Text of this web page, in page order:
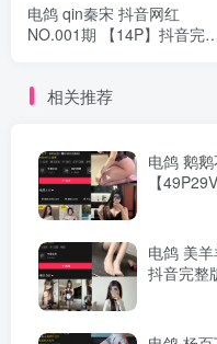
电鸽 qin秦宋 抖音网红
NO.001期 【14P】抖音完
相关推荐
电鸽 鹅
【
电鸽 美
抖音完整